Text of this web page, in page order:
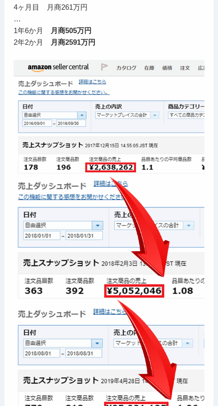
4ヶ月目 月商261万円
…
1年6か月
月商505万円
2年2か月
月商2591万円